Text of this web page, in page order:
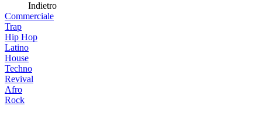
Indietro
Commerciale
Trap
Hip Hop
Latino
House
Techno
Revival
Afro
Rock